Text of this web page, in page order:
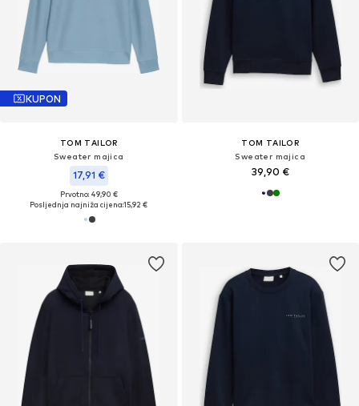
KUPON
TOM TAILOR
Sweater majica
17,91 €
Prvotno: 49,90 €
Posljednja najniža cijena:15,92 €
TOM TAILOR
Sweater majica
39,90 €